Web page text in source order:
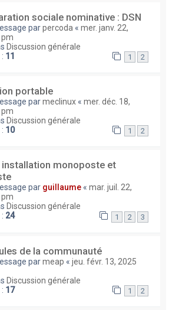
sociale nominative : DSN
parpercoda « mer. janv. 22,
pm
Discussion générale
11 1 2
portable
parmeclinux « mer. déc. 18,
pm
Discussion générale
10 1 2
monoposte et
par guillaume « mar. juil. 22,
pm
Discussion générale
24 1 2 3
de la communauté
parmeap « jeu. févr. 13, 2025
Discussion générale
17 1 2